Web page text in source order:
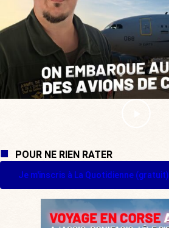
POUR NE RIEN RATER
Je m'inscris à La Quotidienne (gratuit)